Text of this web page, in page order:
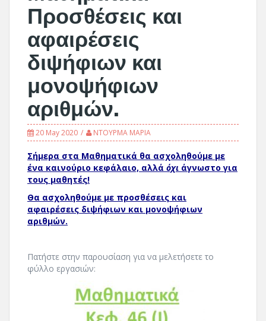
Προσθέσεις και
αφαιρέσεις
διψήφιων και
μονοψήφιων
αριθμών.
20 May 2020 ΝΤΟΥΡΜΑ ΜΑΡΙΑ
Σήμερα στα Μαθηματικά θα ασχοληθούμε με
ένα καινούριο κεφάλαιο, αλλά όχι άγνωστο για
τους μαθητές!
Θα ασχοληθούμε με προσθέσεις και
αφαιρέσεις διψήφιων και μονοψήφιων
αριθμών.
Πατήστε στην παρουσίαση για να μελετήσετε το
φύλλο εργασιών: